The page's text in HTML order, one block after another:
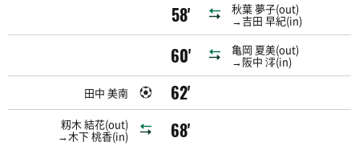
58'
秋葉 夢子(out)
→吉田 早紀(in)
60' 亀岡 夏美(out)
→阪中 澪(in)
田中 美南 62'
籾木 結花(out)
→木下 桃香(in) 68'